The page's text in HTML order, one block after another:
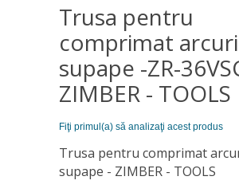
Trusa pentru
comprimat
supape -ZR-
ZIMBER - TOOLS
Fiţi primul(a) să analizaţi acest produs
Trusa pentru comprimat
supape - ZIMBER - TOOLS